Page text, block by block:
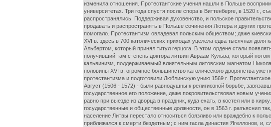
изменила отношения. Протестантские учения нашли в Польше
университетах. Три года спустя после спора в Виттенберге, в 1520 г.,
распространялись. Поддерживая духовенство, и польское
продавать и распространять в Польше сочинения Лютера и других
помогало. Протестантизм овладевал польским обществом; даже
XVI в. здесь в 700 католических приходах уцелела едва тысячная
Альбертом, который принял титул герцога. В этом ордене стали
получивший там степень доктора литвин Авраам Кульва, который
кальвинизм, поддерживаемый влиятельным литовским магнатом
половины XVI в. огромное большинство католического дворянства
протестантизма и подготовили Люблинскую унию 1569 г.
Август (1506 - 1572) - были равнодушны к религиозной борьбе,
государственное его положение, даже покровительствовал новым
равно при выезде из дворца в праздник, куда ехать, в костел или в
государственные и общественные должности, он в 1563 г. разъяснил
население Литвы перестало относиться боязливо или враждебно к
приближался к смерти бездетным; с ним гасла династия Ягеллонов, и,